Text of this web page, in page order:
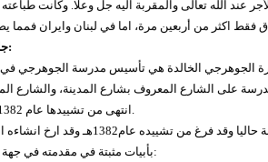
فقط اكثر من أربعين مرة، اما في لبنان وايران فمما
:
الجوهرجي الخالدة هي تأسيس مدرسة الجوهرجي في
على الشارع المعروف بشارع المدينة، والشارع
انتهى من تشييدها عام 1382هـ وهي تضم (25) غرفة .
أما مسجد الجوهرجي فهو يقع في شارع المدينة حاليا
بأبيات مثبتة في مقدمته في: